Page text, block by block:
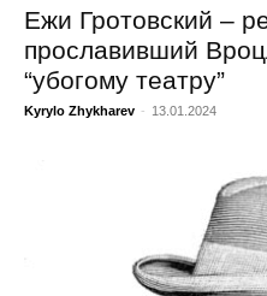
Ежи Гротовский –
прославивший
“убогому театру”
Kyrylo Zhykharev - 13.01.2024